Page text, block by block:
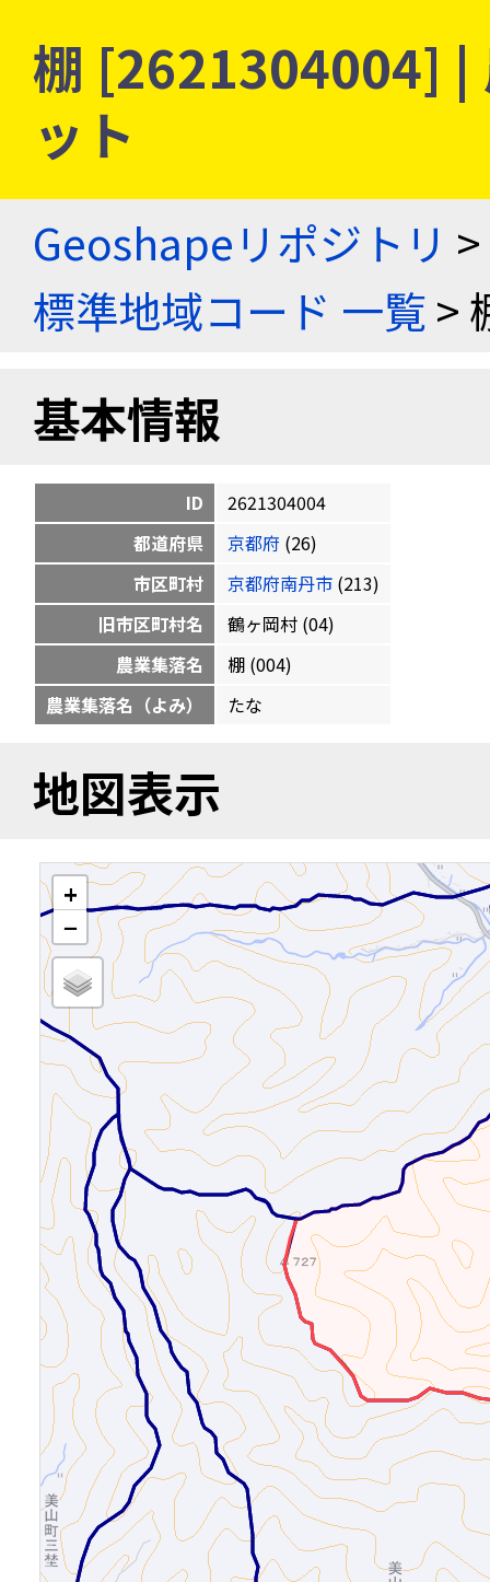
棚 [2621304004] |
ット
Geoshapeリポジトリ >
標準地域コード 一覧>
基本情報
ID
2621304004
都道府県
京都府 (26)
市区町村
京都府南丹市 (213)
旧市区町村名
鶴ヶ岡村 (04)
農業集落名
棚 (004)
農業集落名（よみ）
たな
地図表示
+
−